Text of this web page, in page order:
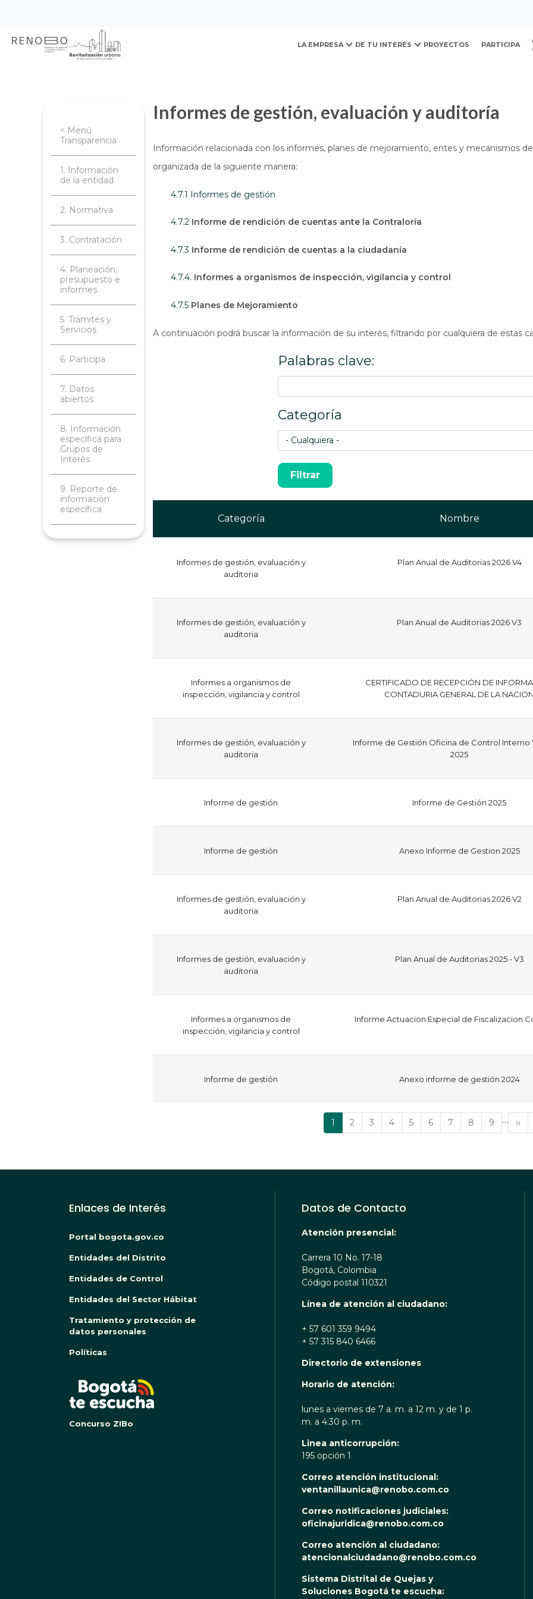
contenido
Sitio Web Empresa de Renovación y Desarrollo
LA EMPRESA DE TU INTERÉS PROYECTOS PARTICIPA
Informes de gestión, evaluación
< Menú
Transparencia
1. Información
de la entidad
2. Normativa
3. Contratación
4. Planeación,
presupuesto e
informes
5. Trámites y
Servicios
6. Participa
7. Datos
abiertos
8. Información
específica para
Grupos de
Interés
9. Reporte de
información
específica
Informes de gestión, evaluación y auditoría
Información relacionada con los informes, planes de mejoramiento, entes y mecanismos
organizada de la siguiente manera:
4.7.1 Informes de gestión
4.7.2 Informe de rendición de cuentas ante la Contraloría
4.7.3 Informe de rendición de cuentas a la ciudadanía
4.7.4. Informes a organismos de inspección, vigilancia y control
4.7.5 Planes de Mejoramiento
A continuación podrá buscar la información de su interés, filtrando por cualquiera de estas
Palabras clave:
Categoría
Categoría Nombre
Informes de gestión, evaluación y
auditoria
Plan Anual de Auditorias 2026 V4
Informes de gestión, evaluación y
auditoria
Plan Anual de Auditorias 2026 V3
Informes a organismos de
inspección, vigilancia y control
CERTIFICADO DE RECEPCIÓN DE
CONTADURIA GENERAL DE LA NACION
Informes de gestión, evaluación y
auditoria
Informe de Gestión Oficina de Control Interno
2025
​Informe de gestión Informe de Gestión 2025
​Informe de gestión Anexo Informe de Gestion 2025
Informes de gestión, evaluación y
auditoria
Plan Anual de Auditorias 2026 V2
Informes de gestión, evaluación y
auditoria
Plan Anual de Auditorias 2025 - V3
Informes a organismos de
inspección, vigilancia y control
Informe Actuacion Especial de Fiscalizacion
​Informe de gestión Anexo informe de gestión 2024
Página
actual
1 Página
2 Página
3 Página
4 Página
5 Página
6 Página
7 Página
8 Página
9 … ››
Enlaces de Interés
Portal bogota.gov.co
Entidades del Distrito
Entidades de Control
Entidades del Sector Hábitat
Tratamiento y protección de
datos personales
Políticas
Concurso ZIBo
Datos de Contacto
Atención presencial:
Carrera 10 No. 17-18
Bogotá, Colombia
Código postal 110321
Línea de atención al ciudadano:
+ 57 601 359 9494
+ 57 315 840 6466
Directorio de extensiones
Horario de atención:
lunes a viernes de 7 a. m. a 12 m. y de 1 p.
m. a 4:30 p. m.
Linea anticorrupción:
195 opción 1
Correo atención institucional:
ventanillaunica@renobo.com.co
Correo notificaciones judiciales:
oficinajuridica@renobo.com.co
Correo atención al ciudadano:
atencionalciudadano@renobo.com.co
Sistema Distrital de Quejas y
Soluciones Bogotá te escucha: